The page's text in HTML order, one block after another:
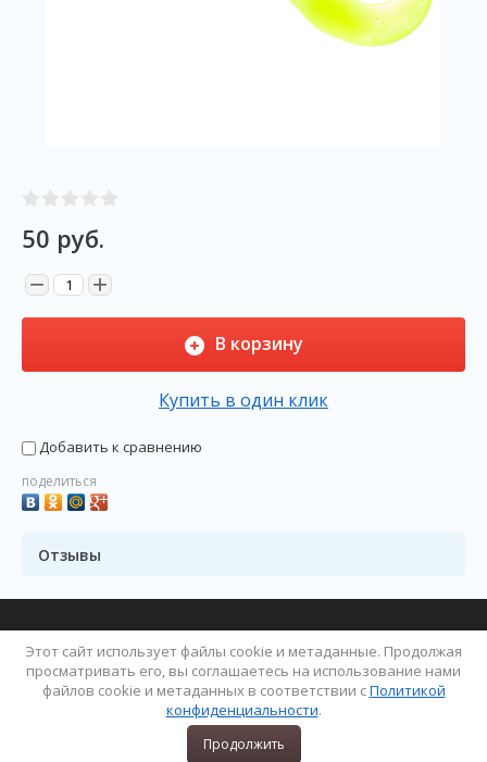
Этот сайт использует файлы cookie и метаданные. Продолжая
просматривать его, вы соглашаетесь на использование нами
файлов cookie и метаданных в соответствии сПолитикой
конфиденциальности.
Продолжить
50 руб.
− +
В корзину
Купить в один клик
Добавить к сравнению
поделиться
Отзывы
Сравнение 0
Copyright © 2019 ПОРЫБАЧИМ...
Политика конфиденциальности